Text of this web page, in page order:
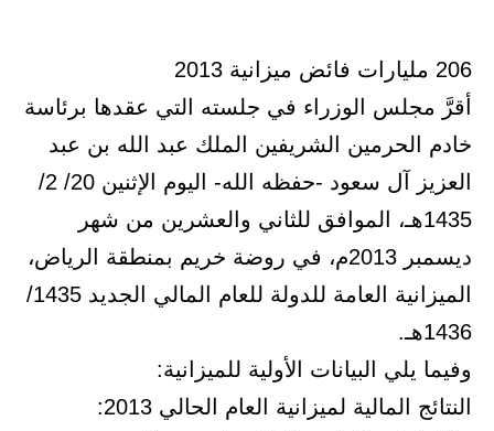
​206 مليارات فائض ميزانية 2013
أقرَّ مجلس الوزراء في جلسته التي عقدها برئاسة
خادم الحرمين الشريفين الملك عبد الله بن عبد
العزيز آل سعود -حفظه الله- اليوم الإثنين 20/ 2/
1435هـ، الموافق للثاني والعشرين من شهر
ديسمبر 2013م، في روضة خريم بمنطقة الرياض،
الميزانية العامة للدولة للعام المالي الجديد 1435/
1436هـ.
وفيما يلي البيانات الأولية للميزانية:
النتائج المالية لميزانية العام الحالي 2013: